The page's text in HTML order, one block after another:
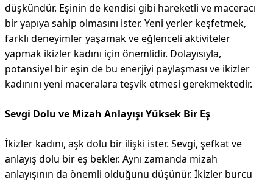
düşkündür. Eşinin de kendisi gibi hareketli ve maceracı
bir yapıya sahip olmasını ister. Yeni yerler keşfetmek,
farklı deneyimler yaşamak ve eğlenceli aktiviteler
yapmak ikizler kadını için önemlidir. Dolayısıyla,
potansiyel bir eşin de bu enerjiyi paylaşması ve ikizler
kadınını yeni maceralara teşvik etmesi gerekmektedir.
Sevgi Dolu ve Mizah Anlayışı Yüksek Bir Eş
İkizler kadını, aşk dolu bir ilişki ister. Sevgi, şefkat ve
anlayış dolu bir eş bekler. Aynı zamanda mizah
anlayışının da önemli olduğunu düşünür. İkizler burcu